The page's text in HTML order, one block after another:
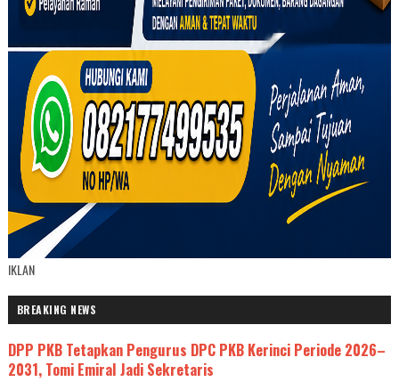
IKLAN
BREAKING NEWS
DPP PKB Tetapkan Pengurus DPC PKB Kerinci Periode 2026–
2031, Tomi Emiral Jadi Sekretaris